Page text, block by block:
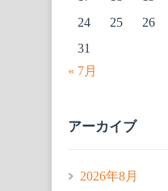
24
25 26
31
« 7月
アーカイブ
2026年8月